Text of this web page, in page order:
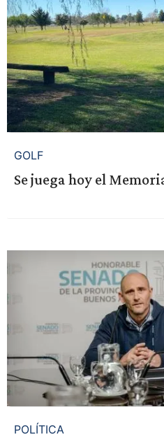
GOLF
Se juega hoy el
POLÍTICA